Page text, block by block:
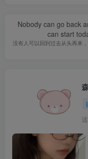
Nobody can go back
can start
没有人可以回到过去从头再来